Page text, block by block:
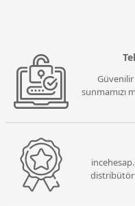
sunmamızı
distribütör